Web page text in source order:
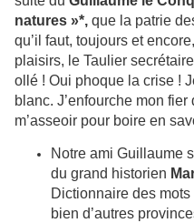
natures »*, que la patrie
qu’il faut, toujours et
plaisirs, le Taulier
ollé ! Oui phoque la crise !
blanc. J’enfourche mon
m’asseoir pour boire en
Notre ami Guillaume
du grand historien
Dictionnaire des
bien d’autres